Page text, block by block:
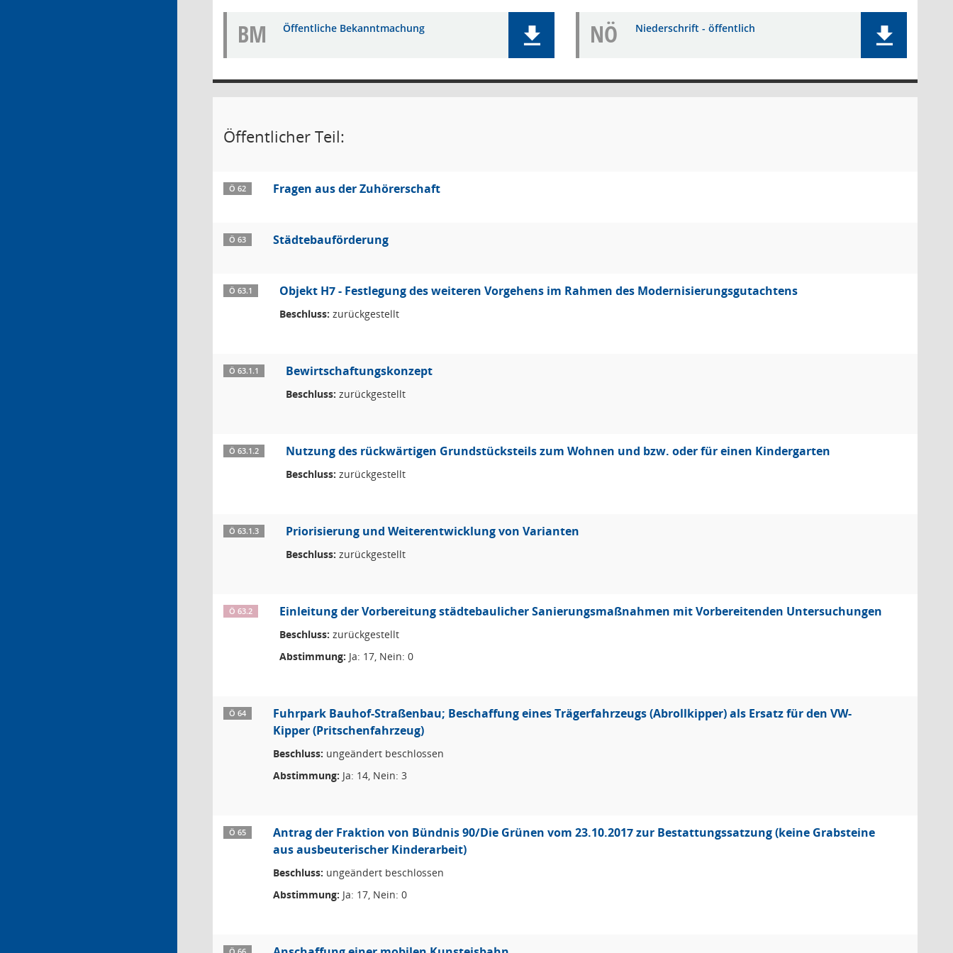
BM Öffentliche Bekanntmachung NÖ Niederschrift - öffentlich
Öffentlicher Teil:
Ö 62 Fragen aus der Zuhörerschaft
Ö 63 Städtebauförderung
Ö 63.1 Objekt H7 - Festlegung des weiteren Vorgehens im Rahmen des Modernisierungsgutachtens
Beschluss: zurückgestellt
Ö 63.1.1 Bewirtschaftungskonzept
Beschluss: zurückgestellt
Ö 63.1.2 Nutzung des rückwärtigen Grundstücksteils zum Wohnen und bzw. oder für einen Kindergarten
Beschluss: zurückgestellt
Ö 63.1.3 Priorisierung und Weiterentwicklung von Varianten
Beschluss: zurückgestellt
Ö 63.2 Einleitung der Vorbereitung städtebaulicher Sanierungsmaßnahmen mit Vorbereitenden Untersuchungen
Beschluss: zurückgestellt
Abstimmung: Ja: 17, Nein: 0
Ö 64
Fuhrpark Bauhof-Straßenbau; Beschaffung eines Trägerfahrzeugs (Abrollkipper) als Ersatz für den VW-
Kipper (Pritschenfahrzeug)
Beschluss: ungeändert beschlossen
Abstimmung: Ja: 14, Nein: 3
Ö 65
Antrag der Fraktion von Bündnis 90/Die Grünen vom 23.10.2017 zur Bestattungssatzung (keine Grabsteine
aus ausbeuterischer Kinderarbeit)
Beschluss: ungeändert beschlossen
Abstimmung: Ja: 17, Nein: 0